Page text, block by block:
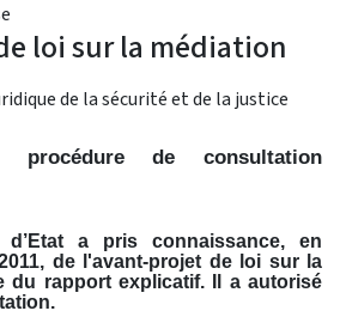
loi sur la médiation
de la sécurité et de la justice
procédure de consultation
d’Etat a pris connaissance, en
de l'avant-projet de loi sur la
du rapport explicatif. Il a autorisé